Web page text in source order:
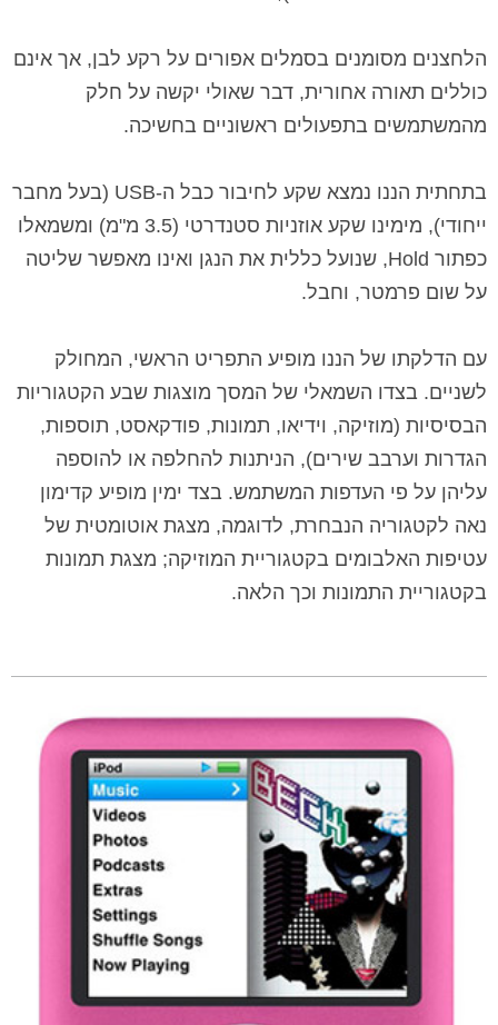
הלחצנים מסומנים בסמלים אפורים על רקע לבן, אך אינם
כוללים תאורה אחורית, דבר שאולי יקשה על חלק
מהמשתמשים בתפעולים ראשוניים בחשיכה.
בתחתית הננו נמצא שקע לחיבור כבל ה-USB (בעל מחבר
ייחודי), מימינו שקע אוזניות סטנדרטי (3.5 מ"מ
) ומשמאלו
כפתור Hold, שנועל כללית את הנגן ואינו מאפשר שליטה
על שום פרמטר, וחבל.
עם הדלקתו של הננו מופיע התפריט הראשי, המחולק
לשניים. בצדו השמאלי של המסך מוצגות שבע הקטגוריות
הבסיסיות (מוזיקה, וידיאו, תמונות, פודקאסט, תוספות,
הגדרות וערבב שירים), הניתנות להחלפה או להוספה
עליהן על פי העדפות המשתמש. בצד ימין מופיע קדימון
נאה לקטגוריה הנבחרת, לדוגמה, מצגת אוטומטית של
עטיפות האלבומים בקטגוריית המוזיקה; מצגת תמונות
בקטגוריית התמונות וכך הלאה.